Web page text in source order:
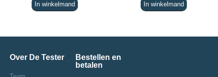
In winkelmand In winkelmand
Over De Tester
Bestellen en
betalen